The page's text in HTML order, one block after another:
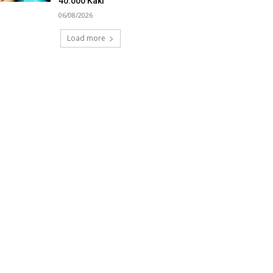
06/08/2026
Load more